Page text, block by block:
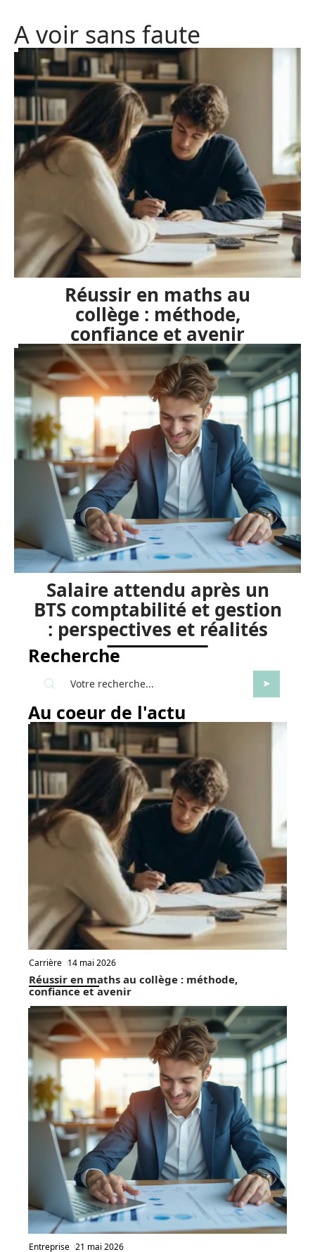
A voir sans faute
Réussir en maths au
collège : méthode,
confiance et avenir
Salaire attendu après un
BTS comptabilité et gestion
: perspectives et réalités
Recherche
Au coeur de l'actu
Carrière 14 mai 2026
Réussir en maths au collège : méthode,
confiance et avenir
Entreprise 21 mai 2026